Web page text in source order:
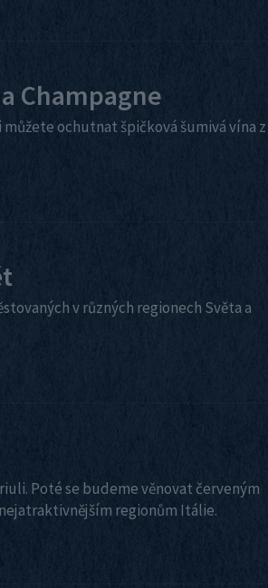
Champagne
ochutnat špičková šumivá vína z
v různých regionech Světa a
Poté se budeme věnovat červeným
regionům Itálie.